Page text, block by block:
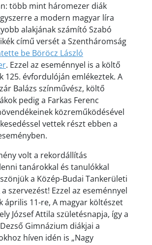
több mint háromezer diák
a modern magyar líra
alakjának számító Szabó
című versét a Szentháromság
be Böröcz László
. Ezzel az eseménnyel is a költő
125. évfordulóján emlékeztek. A
Balázs színművész, költő
pedig a Farkas Ferenc
közreműködésével
vettek részt ebben a
volt a rekordállítás
tanárokkal és tanulókkal
a Közép-Budai Tankerületi
szervezést! Ezzel az eseménnyel
április 11-re, A magyar költészet
József Attila születésnapja, így a
Gimnázium diákjai a
híven idén is „Nagy